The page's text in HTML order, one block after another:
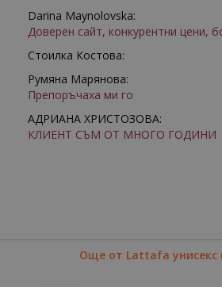
Darina Maynolovska:
Доверен сайт, конкурентни цени,
Стоилка Костова:
Румяна Марянова:
Препоръчаха ми го
АДРИАНА ХРИСТОЗОВА:
КЛИЕНТ СЪМ ОТ МНОГО ГОДИНИ
Още от Lattafa